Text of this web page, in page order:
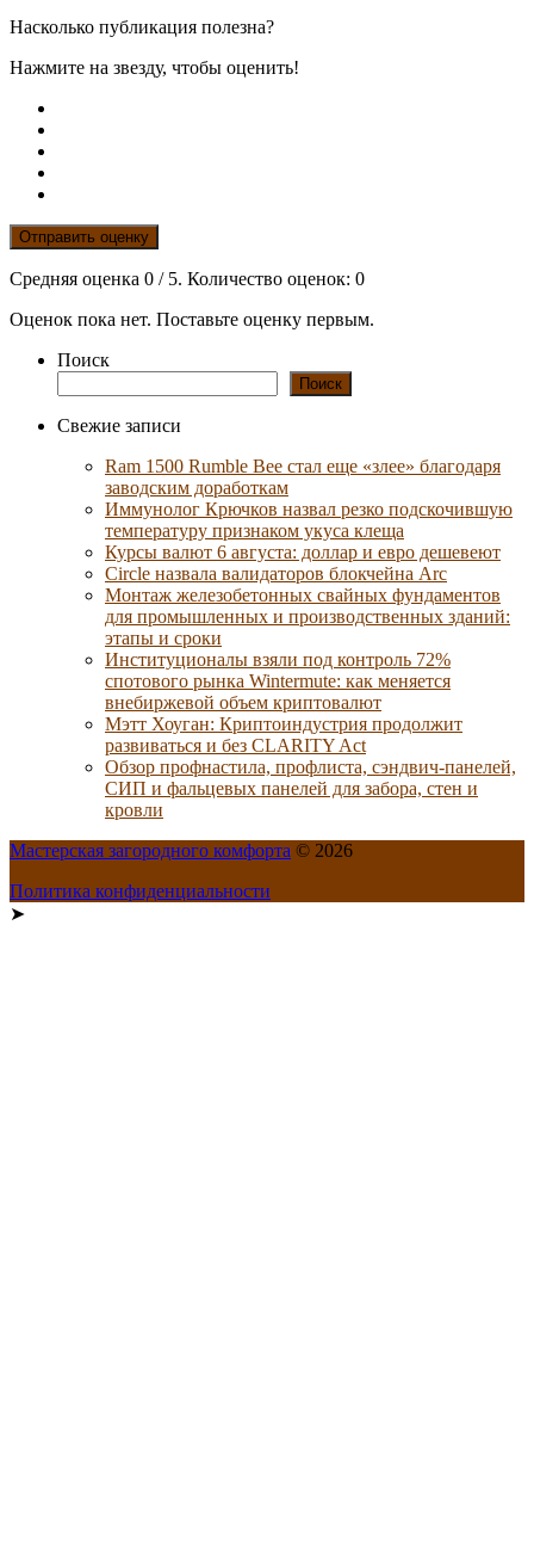
Насколько публикация полезна?
Нажмите на звезду, чтобы оценить!
Отправить оценку
Средняя оценка 0 / 5. Количество оценок: 0
Оценок пока нет. Поставьте оценку первым.
Поиск
Поиск
Свежие записи
Ram 1500 Rumble Bee стал еще «злее» благодаря
заводским доработкам
Иммунолог Крючков назвал резко подскочившую
температуру признаком укуса клеща
Курсы валют 6 августа: доллар и евро дешевеют
Circle назвала валидаторов блокчейна Arc
Монтаж железобетонных свайных фундаментов
для промышленных и производственных зданий:
этапы и сроки
Институционалы взяли под контроль 72%
спотового рынка Wintermute: как меняется
внебиржевой объем криптовалют
Мэтт Хоуган: Криптоиндустрия продолжит
развиваться и без CLARITY Act
Обзор профнастила, профлиста, сэндвич-панелей,
СИП и фальцевых панелей для забора, стен и
кровли
Мастерская загородного комфорта © 2026
Политика конфиденциальности
➤